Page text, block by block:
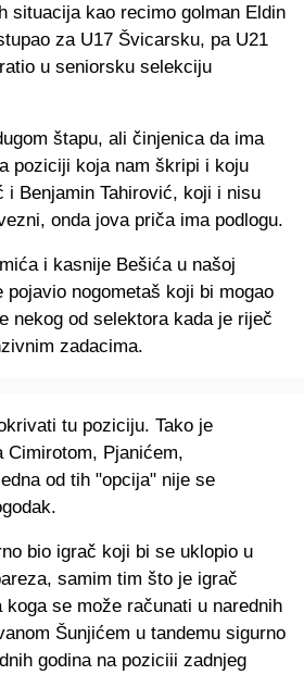
situacija kao recimo golman Eldin
za U17 Švicarsku, pa U21
u seniorsku selekciju
štapu, ali činjenica da ima
poziciji koja nam škripi i koju
i Benjamin Tahirović, koji i nisu
onda jova priča ima podlogu.
i kasnije Bešića u našoj
pojavio nogometaš koji bi mogao
nekog od selektora kada je riječ
zadacima.
tu poziciju. Tako je
Cimirotom, Pjanićem,
od tih "opcija" nije se
bio igrač koji bi se uklopio u
samim tim što je igrač
koga se može računati u narednih
Šunjićem u tandemu sigurno
godina na poziciii zadnjeg